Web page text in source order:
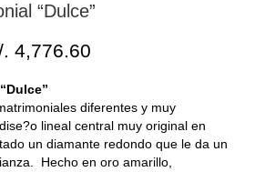
“Dulce”
4,776.60
diferentes y muy
lineal central muy original en
un diamante redondo que le da un
Hecho en oro amarillo,